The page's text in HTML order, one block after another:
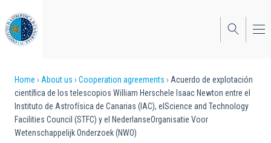
to
main
content
Breadcrumb
Home About us Cooperation agreements
Acuerdo de explotación
científica de los telescopios William Herschele Isaac Newton entre el
Instituto de Astrofísica de Canarias (IAC), elScience and Technology
Facilities Council (STFC) y el NederlanseOrganisatie Voor
Wetenschappelijk Onderzoek (NWO)